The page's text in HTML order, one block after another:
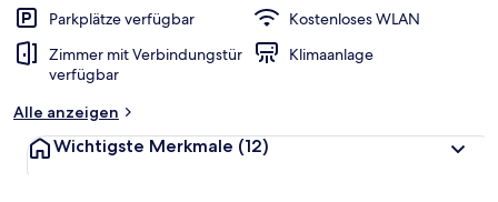
Parkplätze verfügbar
Kostenloses WLAN
Zimmer mit Verbindungstür
verfügbar
Klimaanlage
Alle anzeigen
Wichtigste Merkmale (12)